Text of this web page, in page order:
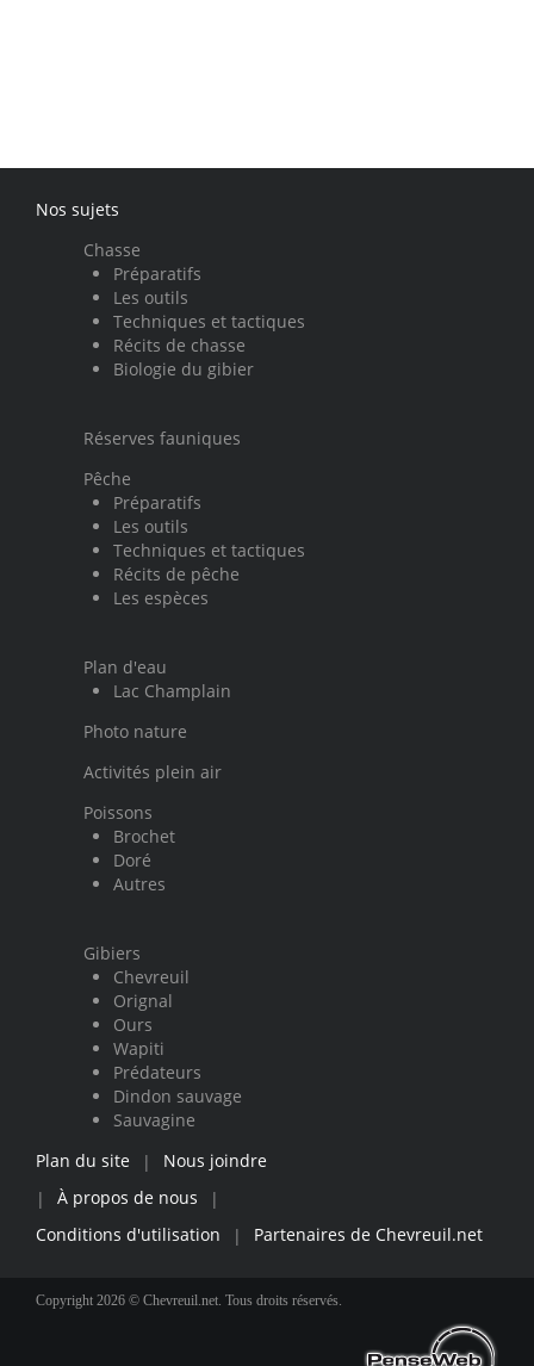
Nos sujets
Chasse
Préparatifs
Les outils
Techniques et tactiques
Récits de chasse
Biologie du gibier
Réserves fauniques
Pêche
Préparatifs
Les outils
Techniques et tactiques
Récits de pêche
Les espèces
Plan d'eau
Lac Champlain
Photo nature
Activités plein air
Poissons
Brochet
Doré
Autres
Gibiers
Chevreuil
Orignal
Ours
Wapiti
Prédateurs
Dindon sauvage
Sauvagine
Plan du site
|
Nous joindre
|
À propos de nous
|
Conditions d'utilisation
| Partenaires de Chevreuil.net
Copyright 2026 © Chevreuil.net. Tous droits réservés.